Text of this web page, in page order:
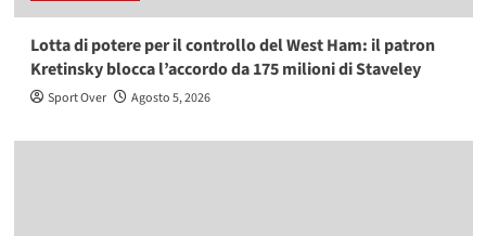
Lotta di potere per il controllo del West Ham: il patron
Kretinsky blocca l’accordo da 175 milioni di Staveley
Sport Over Agosto 5, 2026